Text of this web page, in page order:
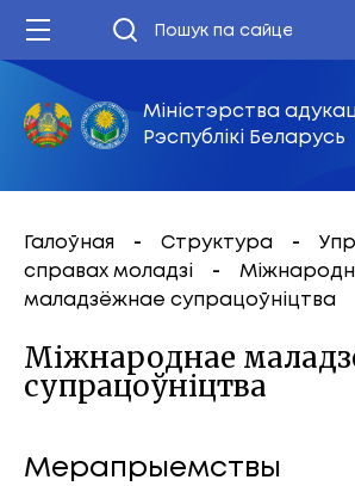
Міністэрства
Рэспублікі Беларусь
Галоўная Структура
справах моладзі
маладзёжнае супрацоўніцтва
Міжнароднае
супрацоўніцтва
Мерапрыемствы